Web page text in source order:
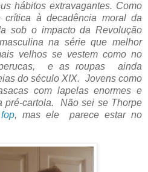
hábitos extravagantes. Como
à decadência moral da
sob o impacto da Revolução
na série que melhor
velhos se vestem como no
perucas, e as roupas ainda
do século XIX. Jovens como
com lapelas enormes e
pré-cartola. Não sei se Thorpe
fop, mas ele parece estar no